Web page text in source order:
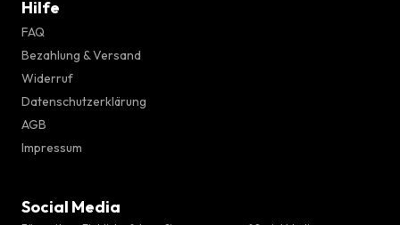
Hilfe
FAQ
Bezahlung & Versand
Widerruf
Datenschutzerklärung
AGB
Impressum
Social Media